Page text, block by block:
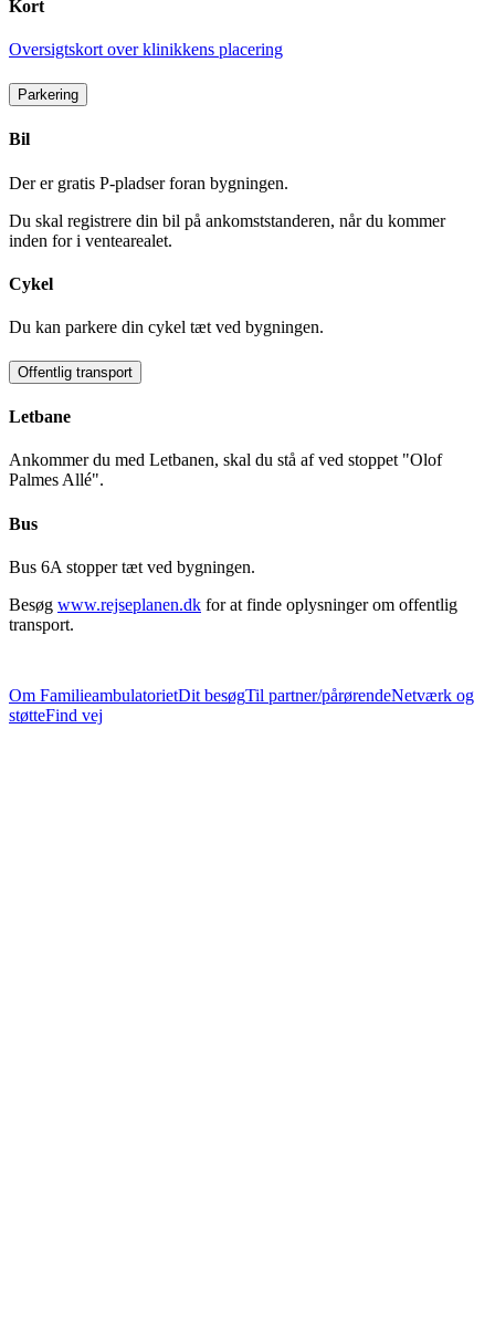
Kort
Oversigtskort over klinikkens placering
Parkering
Bil
Der er gratis P-pladser foran bygningen.
Du skal registrere din bil på ankomststanderen, når du kommer
inden for i ventearealet.
Cykel
Du kan parkere din cykel tæt ved bygningen.
Offentlig transport
Letbane
Ankommer du med Letbanen, skal du stå af ved stoppet "Olof
Palmes Allé".
Bus
Bus 6A stopper tæt ved bygningen.
Besøg www.rejseplanen.dk for at finde oplysninger om offentlig
transport.
Om FamilieambulatorietDit besøgTil partner/pårørendeNetværk og
støtteFind vej